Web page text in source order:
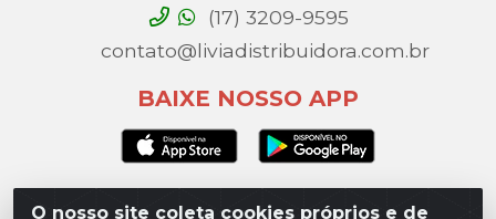
O nosso site coleta cookies próprios e de
(17) 3209-9595
contato@liviadistribuidora.com.br
BAIXE NOSSO APP